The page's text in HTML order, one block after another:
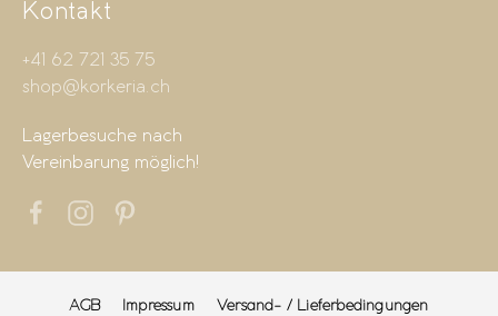
Kontakt
+41 62 721 35 75
shop@korkeria.ch
Lagerbesuche nach
Vereinbarung möglich!
AGB Impressum Versand- / Lieferbedingungen